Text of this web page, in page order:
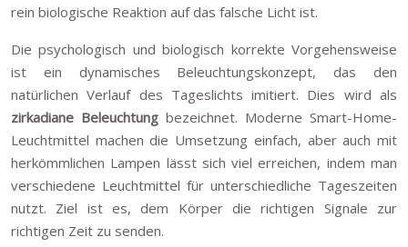
rein biologische Reaktion auf das falsche Licht ist.
Die psychologisch und biologisch korrekte Vorgehensweise
ist ein dynamisches Beleuchtungskonzept, das den
natürlichen Verlauf des Tageslichts imitiert. Dies wird als
zirkadiane Beleuchtung bezeichnet. Moderne Smart-Home-
Leuchtmittel machen die Umsetzung einfach, aber auch mit
herkömmlichen Lampen lässt sich viel erreichen, indem man
verschiedene Leuchtmittel für unterschiedliche Tageszeiten
nutzt. Ziel ist es, dem Körper die richtigen Signale zur
richtigen Zeit zu senden.